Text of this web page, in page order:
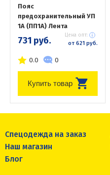
Пояс
предохранительный УП
1А (ПП1А) Лента
731 руб. Цена опт:
от 621 руб.
0.0 0
Купить товар
Спецодежда на заказ
Наш магазин
Блог